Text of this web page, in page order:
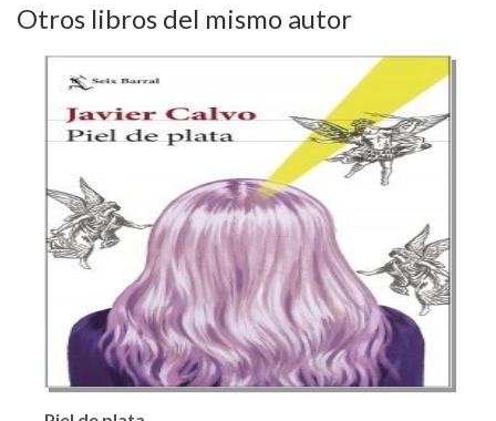
Otros libros del mismo autor